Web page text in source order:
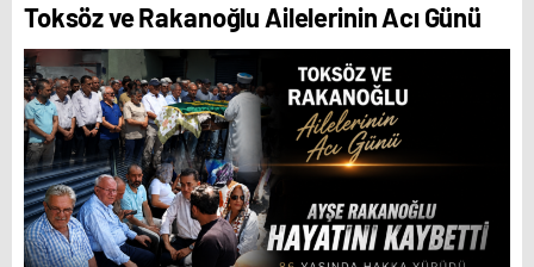
Milliyetçi Hareket Partisi (MHP) Zonguldak
teşkilatında kulisleri hareketlendiren gelişmeler
yaşanıyor. Parti içerisinde eski il başkanının
yeniden etkili olmaya çalıştığı yönündeki iddialar
dikkat çekerken, teşkilat içinde yaşanan
gelişmelerin seçim sürecine nasıl yansıyacağı
merak konusu oldu.
Toksöz ve Rakanoğlu Ailelerinin Acı Günü